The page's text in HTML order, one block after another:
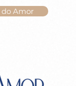
do Amor